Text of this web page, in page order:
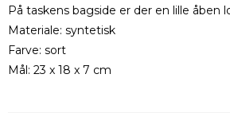
På taskens bagside er der en lille åben
Materiale: syntetisk
Farve: sort
Mål: 23 x 18 x 7 cm